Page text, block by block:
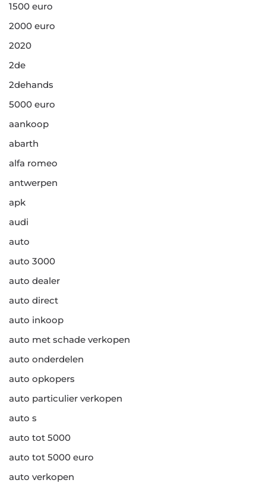
1500 euro
2000 euro
2020
2de
2dehands
5000 euro
aankoop
abarth
alfa romeo
antwerpen
apk
audi
auto
auto 3000
auto dealer
auto direct
auto inkoop
auto met schade verkopen
auto onderdelen
auto opkopers
auto particulier verkopen
auto s
auto tot 5000
auto tot 5000 euro
auto verkopen